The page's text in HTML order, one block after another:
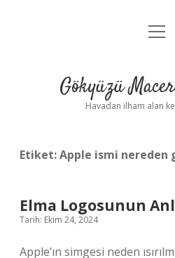
Anasayfa
Yasal
Gökyüzü
Havadan ilham alan
Etiket:Apple ismi
Elma Logosunun
Tarih: Ekim 24, 2024
Apple’ın simgesi neden